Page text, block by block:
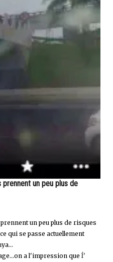
prennent un peu plus de
un peu plus de risques
qui se passe actuellement
a l'impression que ĺ'